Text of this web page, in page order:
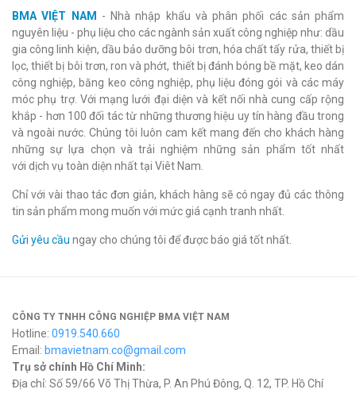
BMA VIỆT NAM
- Nhà nhập khẩu và phân phối các sản phẩm
nguyên liệu - phụ liệu cho các ngành sản xuất công nghiệp như: dầu
gia công linh kiện, dầu bảo dưỡng bôi trơn, hóa chất tẩy rửa, thiết bị
lọc, thiết bị bôi trơn, ron và phớt, thiết bị đánh bóng bề mặt, keo dán
công nghiệp, băng keo công nghiệp, phụ liệu đóng gói và các máy
móc phụ trợ. Với mạng lưới đại diện và kết nối nhà cung cấp rộng
khắp - hơn 100 đối tác từ những thương hiệu uy tín hàng đầu trong
và ngoài nước. Chúng tôi luôn cam kết mang đến cho khách hàng
những sự lựa chọn và trải nghiệm những sản phẩm tốt nhất
với dịch vụ toàn diện nhất tại Viêt Nam.
Chỉ với vài thao tác đơn giản, khách hàng sẽ có ngay đủ các thông
tin sản phẩm mong muốn với mức giá cạnh tranh nhất.
Gửi yêu cầu ngay cho chúng tôi để được báo giá tốt nhất.
CÔNG TY TNHH CÔNG NGHIỆP BMA VIỆT NAM
Hotline: 0919.540.660
Email: bmavietnam.co@gmail.com
Trụ sở chính Hồ Chí Minh:
Địa chỉ: Số 59/66 Võ Thị Thừa, P. An Phú Đông, Q. 12, TP. Hồ Chí